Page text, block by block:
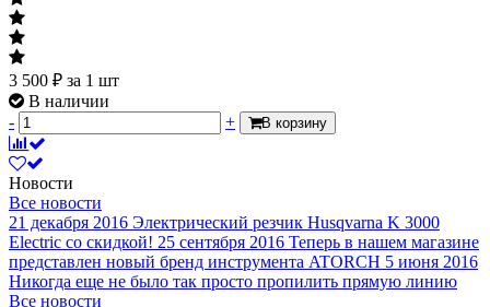
3 500 ₽ за 1 шт
В наличии
-
+ В корзину
Новости
Все новости
21 декабря 2016 Электрический резчик Husqvarna K 3000
Electric со скидкой! 25 сентября 2016 Теперь в нашем магазине
представлен новый бренд инструмента ATORCH 5 июня 2016
Никогда еще не было так просто пропилить прямую линию
Все новости